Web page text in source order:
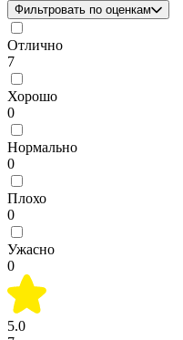
Фильтровать по оценкам
Отлично
7
Хорошо
0
Нормально
0
Плохо
0
Ужасно
0
5.0